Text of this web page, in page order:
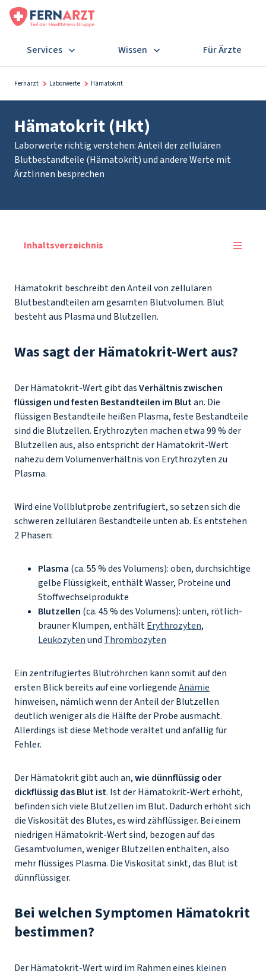
Services Wissen Für Ärzte
Fernarzt Laborwerte Hämatokrit
Hämatokrit (Hkt)
Laborwerte richtig verstehen: Anteil der zellulären
Blutbestandteile (Hämatokrit) und andere Werte mit
ÄrztInnen besprechen
Inhaltsverzeichnis
Hämatokrit beschreibt den Anteil von zellulären
Blutbestandteilen am gesamten Blutvolumen. Blut
besteht aus Plasma und Blutzellen.
Was sagt der Hämatokrit-Wert aus?
Der Hämatokrit-Wert gibt dasVerhältnis zwischen
flüssigen und festen Bestandteilen im Blutan. Die
flüssigen Bestandteile heißen Plasma, feste Bestandteile
sind die Blutzellen. Erythrozyten machen etwa 99 % der
Blutzellen aus, also entspricht der Hämatokrit-Wert
nahezu dem Volumenverhältnis von Erythrozyten zu
Plasma.
Wird eine Vollblutprobe zentrifugiert, so setzen sich die
schweren zellulären Bestandteile unten ab. Es entstehen
2 Phasen:
Plasma (ca. 55 % des Volumens): oben, durchsichtige
gelbe Flüssigkeit, enthält Wasser, Proteine und
Stoffwechselprodukte
Blutzellen (ca. 45 % des Volumens): unten, rötlich-
brauner Klumpen, enthältErythrozyten,
Leukozytenund Thrombozyten
Ein zentrifugiertes Blutröhrchen kann somit auf den
ersten Blick bereits auf eine vorliegendeAnämie
hinweisen, nämlich wenn der Anteil der Blutzellen
deutlich weniger als die Hälfte der Probe ausmacht.
Allerdings ist diese Methode veraltet und anfällig für
Fehler.
Der Hämatokrit gibt auch an,wie dünnflüssig oder
dickflüssig das Blut ist. Ist der Hämatokrit-Wert erhöht,
befinden sich viele Blutzellen im Blut. Dadurch erhöht sich
die Viskosität des Blutes, es wird zähflüssiger. Bei einem
niedrigen Hämatokrit-Wert sind, bezogen auf das
Gesamtvolumen, weniger Blutzellen enthalten, also
mehr flüssiges Plasma. Die Viskosität sinkt, das Blut ist
dünnflüssiger.
Bei welchen Symptomen Hämatokrit
bestimmen?
Der Hämatokrit-Wert wird im Rahmen eines kleinen